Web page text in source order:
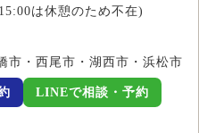
は休憩のため不在)
市・西尾市・湖西市・浜松市
LINEで相談・予約